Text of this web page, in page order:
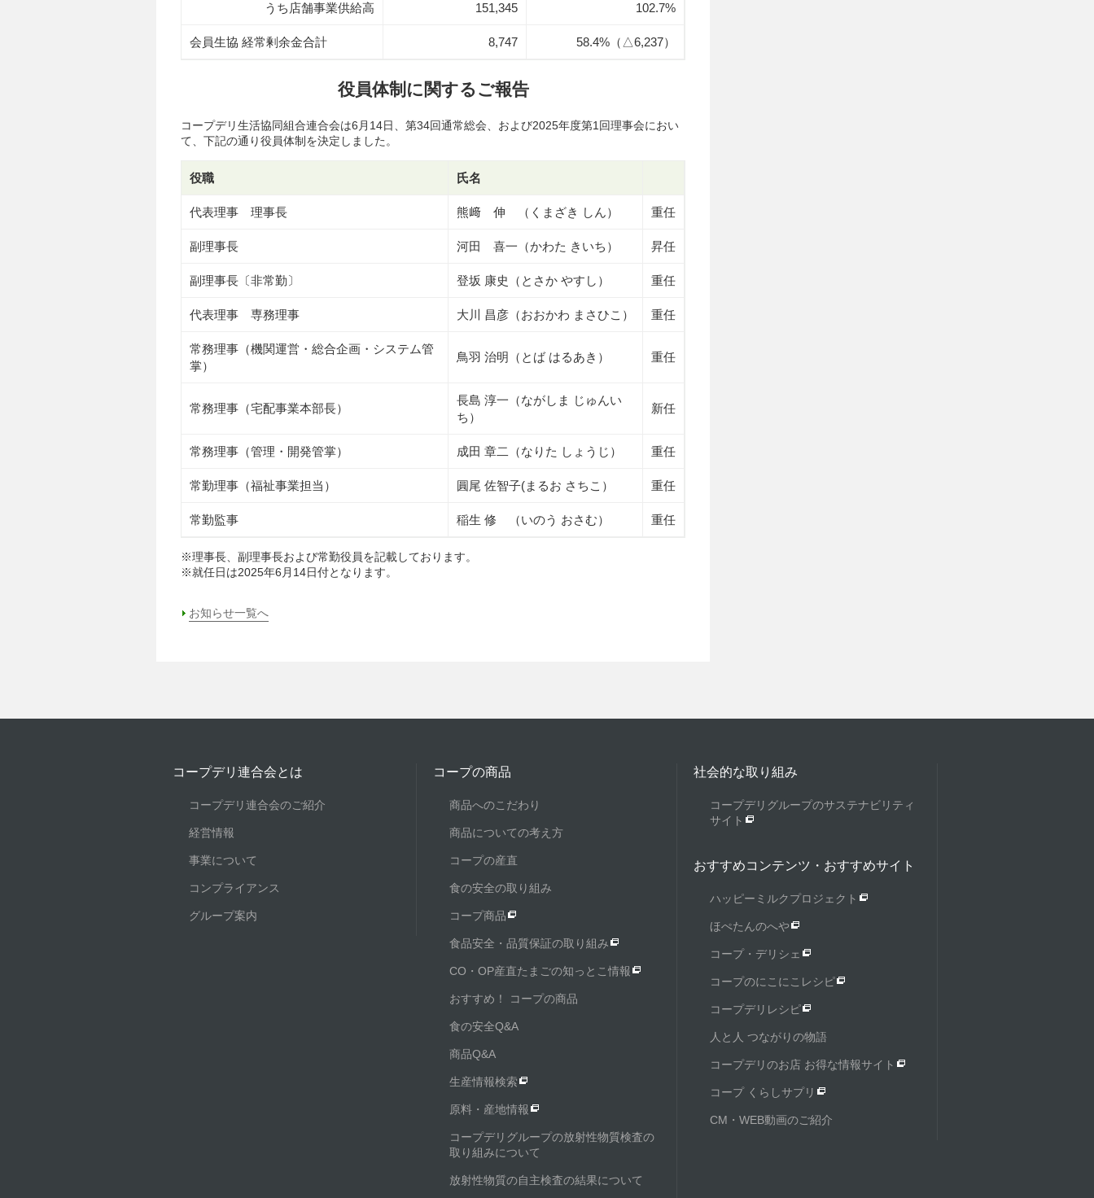
うち店舗事業供給高 151,345 102.7%
会員生協 経常剰余金合計 8,747 58.4%（△6,237）
役員体制に関するご報告
コープデリ生活協同組合連合会は6月14日、第34回通常総会、および2025年度第1回理事会におい
て、下記の通り役員体制を決定しました。
役職 氏名
代表理事 理事長 熊﨑 伸 （くまざき しん） 重任
副理事長 河田 喜一（かわた きいち） 昇任
副理事長〔非常勤〕 登坂 康史（とさか やすし） 重任
代表理事 専務理事 大川 昌彦（おおかわ まさひこ） 重任
常務理事（機関運営・総合企画・システム管
掌）
鳥羽 治明（とば はるあき） 重任
常務理事（宅配事業本部長）
長島 淳一（ながしま じゅんい
ち）
新任
常務理事（管理・開発管掌） 成田 章二（なりた しょうじ） 重任
常勤理事（福祉事業担当） 圓尾 佐智子(まるお さちこ） 重任
常勤監事 稲生 修 （いのう おさむ） 重任
※理事長、副理事長および常勤役員を記載しております。
※就任日は2025年6月14日付となります。
お知らせ一覧へ
コープデリ連合会とは
コープデリ連合会のご紹介
経営情報
事業について
コンプライアンス
グループ案内
コープの商品
商品へのこだわり
商品についての考え方
コープの産直
食の安全の取り組み
コープ商品
食品安全・品質保証の取り組み
CO・OP産直たまごの知っとこ情報
おすすめ！ コープの商品
食の安全Q&A
商品Q&A
生産情報検索
原料・産地情報
コープデリグループの放射性物質検査の
取り組みについて
放射性物質の自主検査の結果について
社会的な取り組み
コープデリグループのサステナビリティ
サイト
おすすめコンテンツ・おすすめサイト
ハッピーミルクプロジェクト
ほぺたんのへや
コープ・デリシェ
コープのにこにこレシピ
コープデリレシピ
人と人 つながりの物語
コープデリのお店 お得な情報サイト
コープ くらしサプリ
CM・WEB動画のご紹介